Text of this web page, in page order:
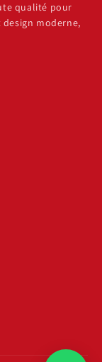
qualité pour
moderne,